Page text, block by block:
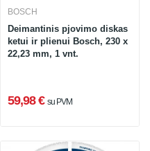
BOSCH
Deimantinis pjovimo diskas
ketui ir plienui Bosch, 230 x
22,23 mm, 1 vnt.
59,98 € su PVM